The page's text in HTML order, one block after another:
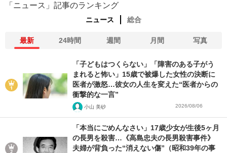
「ニュース」記事のランキング
ニュース 総合
最新 24時間 週間 月間 写真
「子どもはつくらない」「障害のある子がう
まれると怖い」15歳で被爆した女性の決断に
医者が激怒…彼女の人生を変えた“医者からの
衝撃的な一言”
小山 美砂 2026/08/06
「本当にごめんなさい」17歳少女が生後5ヶ月
の長男を殺害…《高島忠夫の長男殺害事件》
夫婦が背負った“消えない傷”（昭和39年の事